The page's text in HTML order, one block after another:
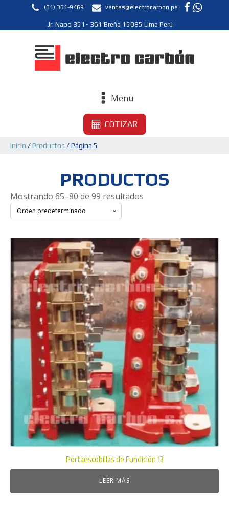
(01) 361-9469 ventas@electrocarbon.pe
Jr. Napo 351- 361 Breña 15085 Lima Perú
Menu
COTIZAR
Inicio /Productos / Página 5
PRODUCTOS
Mostrando 65–80 de 99 resultados
Portaescobillas de Fundición 13
LEER MÁS